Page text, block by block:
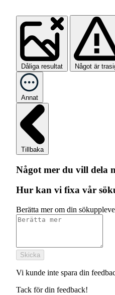
Dåliga resultat Något är
Annat
Tillbaka
Något mer du vill dela
Hur kan vi fixa vår
Berätta mer om din
Skicka
Vi kunde inte spara din
Tack för din feedback!